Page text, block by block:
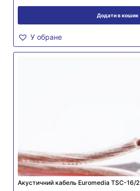
Додати в кошик
У обране
Акустичний кабель Euromedia TSC-16/2